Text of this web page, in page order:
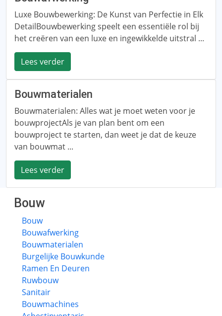
Luxe Bouwbewerking: De Kunst van Perfectie in Elk
DetailBouwbewerking speelt een essentiële rol bij
het creëren van een luxe en ingewikkelde uitstral ...
Lees verder
Bouwmaterialen
Bouwmaterialen: Alles wat je moet weten voor je
bouwprojectAls je van plan bent om een ​​
bouwproject te starten, dan weet je dat de keuze
van bouwmat ...
Lees verder
Bouw
Bouw
Bouwafwerking
Bouwmaterialen
Burgelijke Bouwkunde
Ramen En Deuren
Ruwbouw
Sanitair
Bouwmachines